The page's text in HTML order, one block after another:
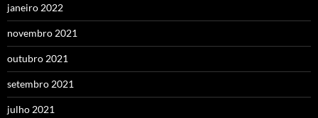
janeiro 2022
novembro 2021
outubro 2021
setembro 2021
julho 2021